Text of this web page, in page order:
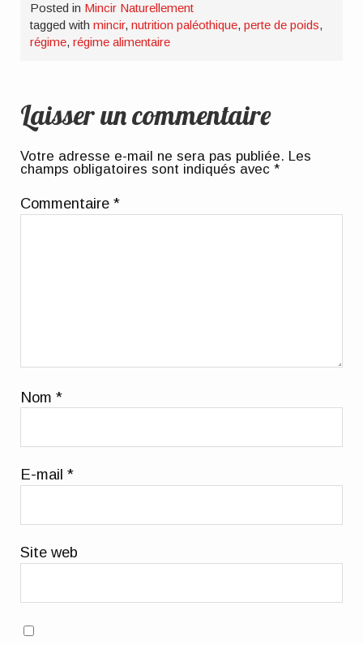
Posted in Mincir Naturellement
tagged withmincir,nutrition paléothique,perte de poids,
régime,régime alimentaire
Laisser un commentaire
Votre adresse e-mail ne sera pas publiée. Les
champs obligatoires sont indiqués avec*
Commentaire*
Nom*
E-mail*
Site web